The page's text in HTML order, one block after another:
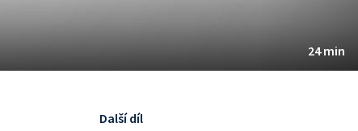
24 min
Další díl